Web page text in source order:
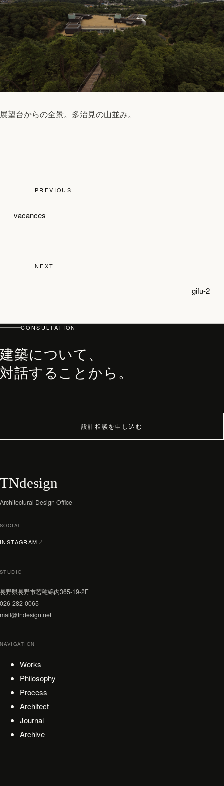
展望台からの全景。多治見の山並み。
PREVIOUS
vacances
NEXT
gifu-2
CONSULTATION
建築について、
対話することから。
設計相談を申し込む
TNdesign
Architectural Design Office
SOCIAL
INSTAGRAM ↗
（新しいタブで開く）
STUDIO
長野県長野市若穂綿内365-19-2F
026-282-0065
mail@tndesign.net
NAVIGATION
Works
Philosophy
Process
Architect
Journal
Archive